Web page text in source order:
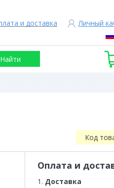
и доставка Личный
Код
Оплата и
1. Доставка